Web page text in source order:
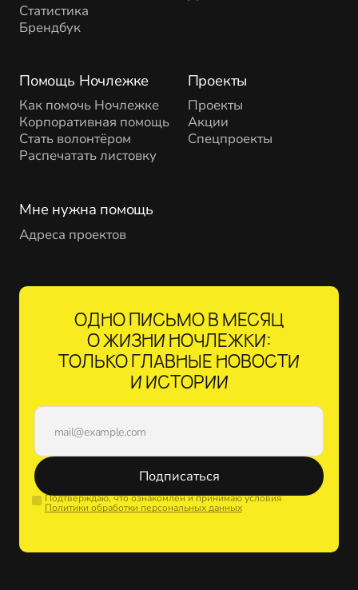
Статистика
Брендбук
Помощь Ночлежке
Как помочь Ночлежке
Корпоративная помощь
Стать волонтёром
Распечатать листовку
Проекты
Проекты
Акции
Спецпроекты
Мне нужна помощь
Адреса проектов
ОДНО ПИСЬМО В МЕСЯЦ
О ЖИЗНИ НОЧЛЕЖКИ:
ТОЛЬКО ГЛАВНЫЕ НОВОСТИ
И ИСТОРИИ
Подписаться
Подтверждаю, что ознакомлен и принимаю условия
Политики обработки персональных данных